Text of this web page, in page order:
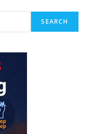
SEARCH